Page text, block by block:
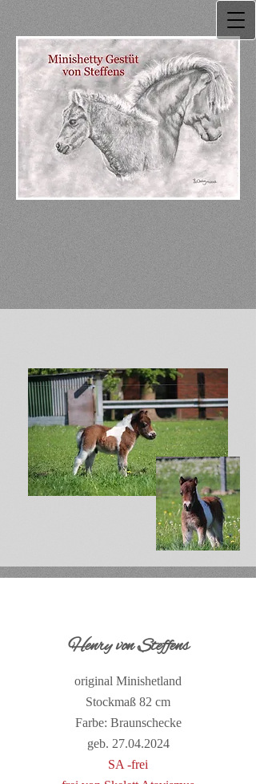
Henry von Steffens
original Minishetland
Stockmaß 82 cm
Farbe: Braunschecke
geb. 27.04.2024
SA -frei